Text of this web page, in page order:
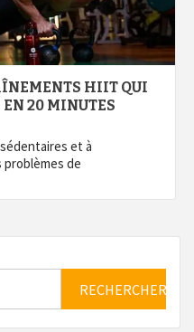
HIIT QUI
EN 20 MINUTES
sédentaires et à
de